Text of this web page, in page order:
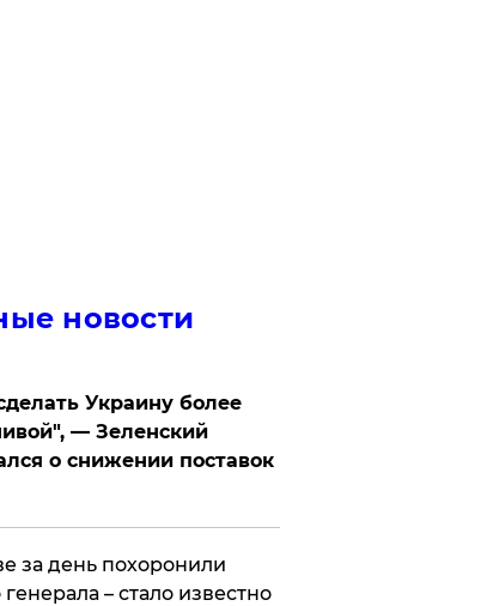
новости
Украину более
— Зеленский
о снижении поставок
за день похоронили
генерала – стало известно